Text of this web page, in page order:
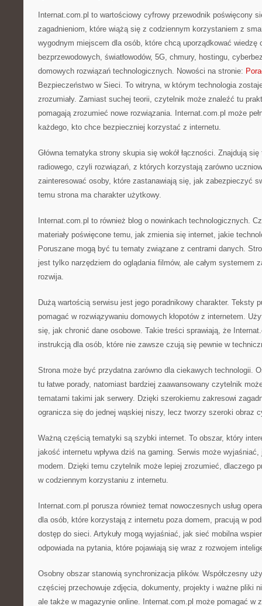
Internat.com.pl to wartościowy cyfrowy przewodnik poświęcony
zagadnieniom, które wiążą się z codziennym korzystaniem z
wygodnym miejscem dla osób, które chcą uporządkować wiedzę
bezprzewodowych, światłowodów, 5G, chmury, hostingu,
domowych rozwiązań technologicznych. Nowości na stronie:
Bezpieczeństwo w Sieci. To witryna, w którym technologia
zrozumiały. Zamiast suchej teorii, czytelnik może znaleźć tu
pomagają zrozumieć nowe rozwiązania. Internat.com.pl może
każdego, kto chce bezpieczniej korzystać z internetu.
Główna tematyka strony skupia się wokół łączności. Znajdują
radiowego, czyli rozwiązań, z których korzystają zarówno
zainteresować osoby, które zastanawiają się, jak zabezpieczyć
temu strona ma charakter użytkowy.
Internat.com.pl to również blog o nowinkach technologicznych.
materiały poświęcone temu, jak zmienia się internet, jakie
Poruszane mogą być tu tematy związane z centrami danych.
jest tylko narzędziem do oglądania filmów, ale całym systemem
rozwija.
Dużą wartością serwisu jest jego poradnikowy charakter. Teksty
pomagać w rozwiązywaniu domowych kłopotów z internetem.
się, jak chronić dane osobowe. Takie treści sprawiają, że
instrukcją dla osób, które nie zawsze czują się pewnie w
Strona może być przydatna zarówno dla ciekawych technologii.
tu łatwe porady, natomiast bardziej zaawansowany czytelnik
tematami takimi jak serwery. Dzięki szerokiemu zakresowi
ogranicza się do jednej wąskiej niszy, lecz tworzy szeroki obraz
Ważną częścią tematyki są szybki internet. To obszar, który
jakość internetu wpływa dziś na gaming. Serwis może
modem. Dzięki temu czytelnik może lepiej zrozumieć, dlaczego
w codziennym korzystaniu z internetu.
Internat.com.pl porusza również temat nowoczesnych usług
dla osób, które korzystają z internetu poza domem, pracują w
dostęp do sieci. Artykuły mogą wyjaśniać, jak sieć mobilna
odpowiada na pytania, które pojawiają się wraz z rozwojem
Osobny obszar stanowią synchronizacja plików. Współczesny
częściej przechowuje zdjęcia, dokumenty, projekty i ważne pliki
ale także w magazynie online. Internat.com.pl może pomagać w